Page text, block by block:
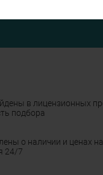
в лицензионных
подбора
о наличии и ценах
24/7